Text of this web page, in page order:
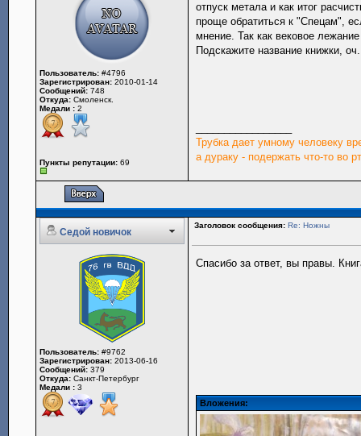
Пользователь: #4796
Зарегистрирован: 2010-01-14
Сообщений: 748
Откуда: Смоленск.
Медали : 2
Пункты репутации: 69
отпуск метала и как итог
проще обратиться к "Спецам",
мнение. Так как вековое
Подскажите название книжки,
Трубка дает умному человеку
а дураку - подержать что-то во
Седой новичок
Заголовок сообщения: Re: Ножны
Пользователь: #9762
Зарегистрирован: 2013-06-16
Сообщений: 379
Откуда: Санкт-Петербург
Медали : 3
Спасибо за ответ, вы правы.
Вложения: